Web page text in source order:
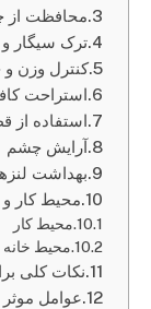
محافظت از
ترک سیگار
کنترل وزن
استراحت
استفاده از
آرایش چشم
بهداشت
محیط کار و
محیط کار
محیط خانه
نکات کلی
عوامل